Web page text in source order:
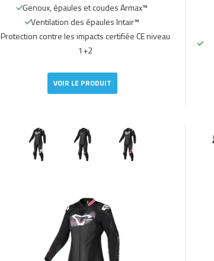
Genoux, épaules et coudes Armax™
Ventilation des épaules Intair™
Protection contre les impacts certifiée CE niveau
1+2
VOIR LE PRODUIT